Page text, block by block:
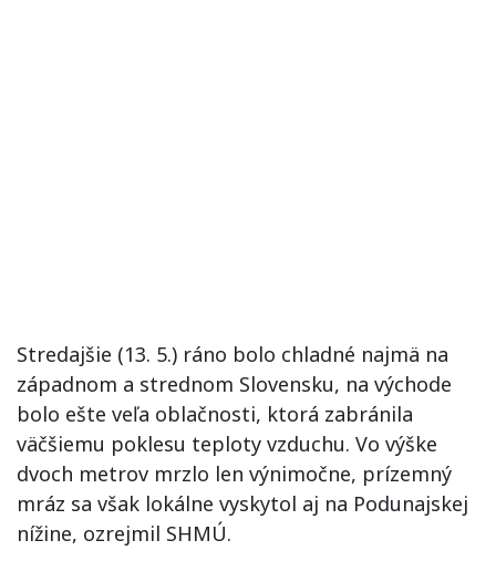
Stredajšie (13. 5.) ráno bolo chladné najmä na
západnom a strednom Slovensku, na východe
bolo ešte veľa oblačnosti, ktorá zabránila
väčšiemu poklesu teploty vzduchu. Vo výške
dvoch metrov mrzlo len výnimočne, prízemný
mráz sa však lokálne vyskytol aj na Podunajskej
nížine, ozrejmil SHMÚ.